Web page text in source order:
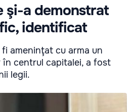
şi-a demonstrat
identificat
ameninţat cu arma un
centrul capitalei, a fost
legii.